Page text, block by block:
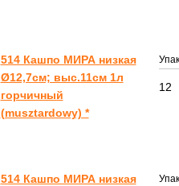
514 Кашпо МИРА низкая
Ø12,7см; выс.11см 1л
горчичный
(musztardowy) *
12
514 Кашпо МИРА низкая